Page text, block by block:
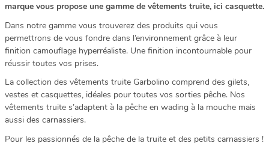
marque vous propose une gamme de vêtements truite, ici casquette.
Dans notre gamme vous trouverez des produits qui vous
permettrons de vous fondre dans l’environnement grâce à leur
finition camouflage hyperréaliste. Une finition incontournable pour
réussir toutes vos prises.
La collection des vêtements truite Garbolino comprend des gilets,
vestes et casquettes, idéales pour toutes vos sorties pêche. Nos
vêtements truite s’adaptent à la pêche en wading à la mouche mais
aussi des carnassiers.
Pour les passionnés de la pêche de la truite et des petits carnassiers !